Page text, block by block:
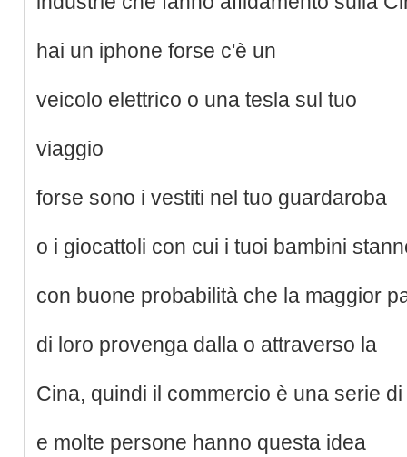
hai un iphone forse c'è un
veicolo elettrico o una tesla sul tuo
viaggio
forse sono i vestiti nel tuo guardaroba
o i giocattoli con cui i tuoi bambini
con buone probabilità che la maggior
di loro provenga dalla o attraverso la
Cina, quindi il commercio è una serie di
e molte persone hanno questa idea